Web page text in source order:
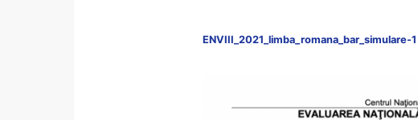
ENVIII_2021_limba_romana_bar_simulare-1